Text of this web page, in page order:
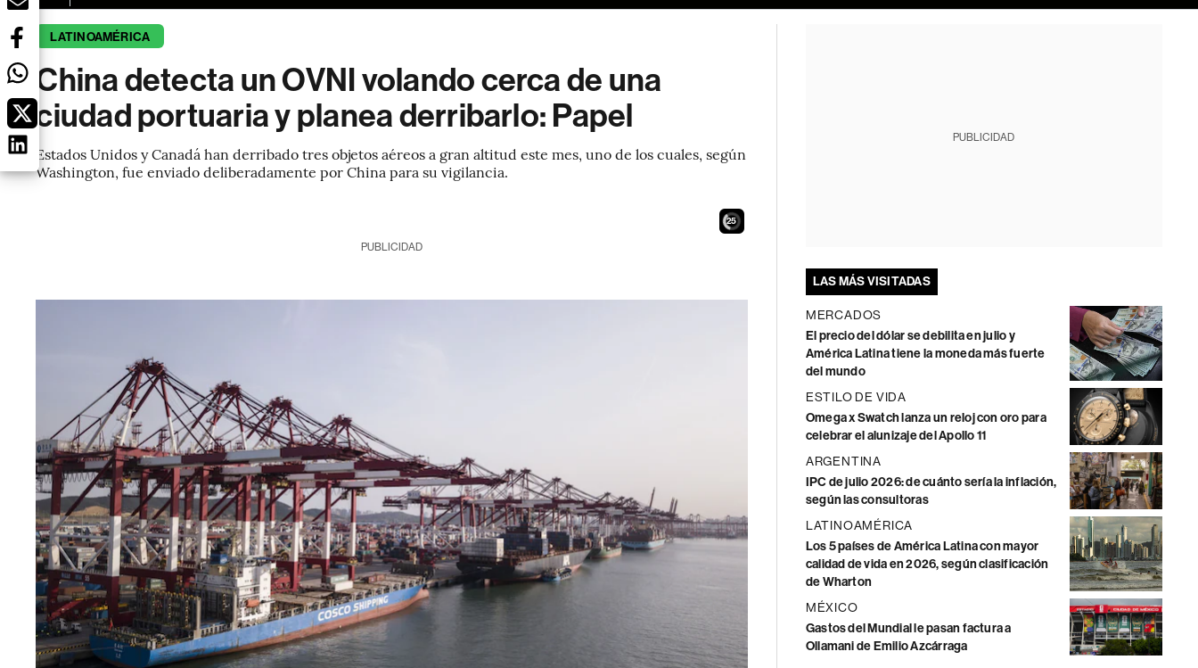
LATINOAMÉRICA
China detecta un OVNI volando cerca de una
ciudad portuaria y planea derribarlo: Papel
Estados Unidos y Canadá han derribado tres objetos aéreos a gran altitud este mes, uno de los cuales, según
Washington, fue enviado deliberadamente por China para su vigilancia.
23
PUBLICIDAD
PUBLICIDAD
LAS MÁS VISITADAS
MERCADOS
El precio del dólar se debilita en julio y
América Latina tiene la moneda más fuerte
del mundo
ESTILO DE VIDA
Omega x Swatch lanza un reloj con oro para
celebrar el alunizaje del Apollo 11
ARGENTINA
IPC de julio 2026: de cuánto sería la inflación,
según las consultoras
LATINOAMÉRICA
Los 5 países de América Latina con mayor
calidad de vida en 2026, según clasificación
de Wharton
MÉXICO
Gastos del Mundial le pasan factura a
Ollamani de Emilio Azcárraga